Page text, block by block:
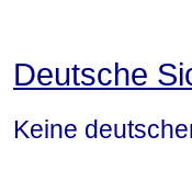
Deutsche
Keine